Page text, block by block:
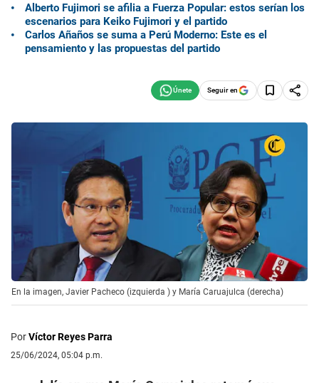
Alberto Fujimori se afilia a Fuerza Popular: estos serían los
escenarios para Keiko Fujimori y el partido
Carlos Añaños se suma a Perú Moderno: Este es el
pensamiento y las propuestas del partido
Seguir en
En la imagen, Javier Pacheco (izquierda ) y María Caruajulca (derecha)
PorVíctor Reyes Parra
25/06/2024, 05:04 p.m.